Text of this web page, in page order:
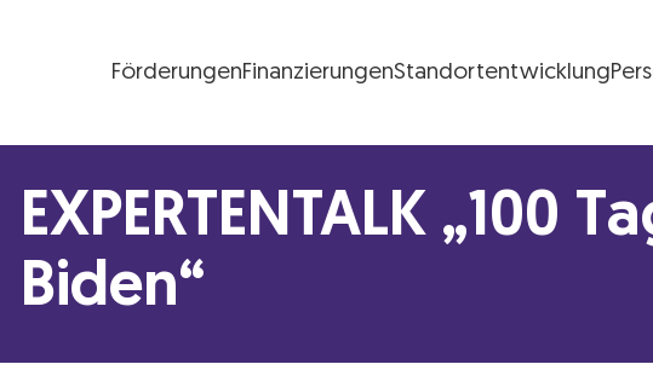
FörderungenFinanzierungenStandortentwicklung
EXPERTENTALK „100
Biden“